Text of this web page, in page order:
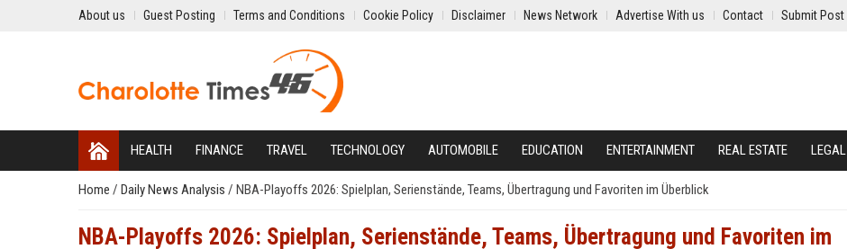
About us Guest Posting Terms and Conditions Cookie Policy Disclaimer News Network Advertise With us Contact Submit Post
HEALTH FINANCE TRAVEL TECHNOLOGY AUTOMOBILE EDUCATION ENTERTAINMENT REAL ESTATE LEGAL
Home / Daily News Analysis / NBA-Playoffs 2026: Spielplan, Serienstände, Teams, Übertragung und Favoriten im Überblick
NBA-Playoffs 2026: Spielplan, Serienstände, Teams, Übertragung und Favoriten im